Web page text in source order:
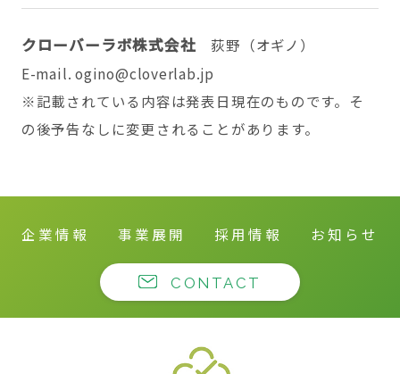
クローバーラボ株式会社 荻野（オギノ）
E-mail. ogino@cloverlab.jp
※記載されている内容は発表日現在のものです。そ
の後予告なしに変更されることがあります。
企業情報 事業展開 採用情報 お知らせ
CONTACT